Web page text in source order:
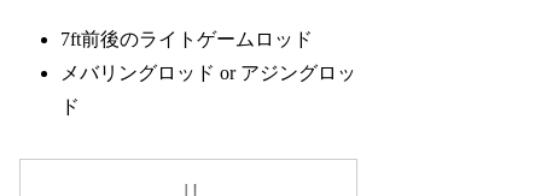
7ft前後のライトゲームロッド
メバリングロッド or アジングロッ
ド